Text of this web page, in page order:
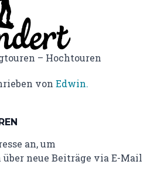
– Hochtouren
von Edwin.
an, um
neue Beiträge via E-Mail